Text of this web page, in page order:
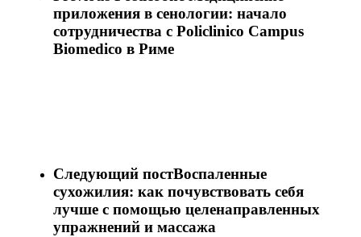
приложения в сенологии: начало
сотрудничества с Policlinico Campus
Biomedico в Риме
Следующий постВоспаленные
сухожилия: как почувствовать себя
лучше с помощью целенаправленных
упражнений и массажа